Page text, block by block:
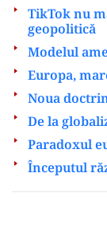
TikTok nu
geopolitică
Modelul
Europa,
Noua
De la
Paradoxul
Începutul